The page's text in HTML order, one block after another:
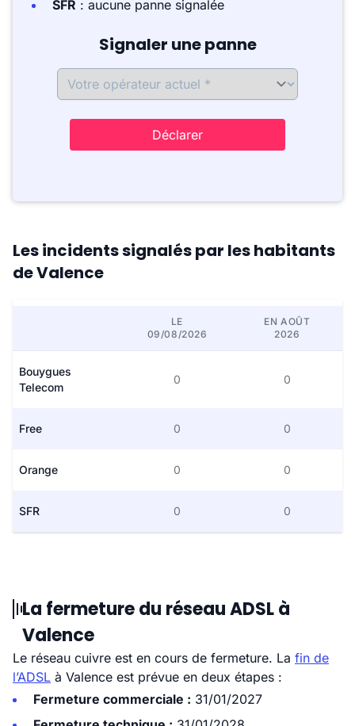
SFR : aucune panne signalée
Signaler une panne
Déclarer
Les incidents signalés par les habitants
de Valence
LE
09/08/2026
EN AOÛT
2026
Bouygues
Telecom
0 0
Free 0 0
Orange 0 0
SFR 0 0
La fermeture du réseau ADSL à
Valence
Le réseau cuivre est en cours de fermeture. La fin de
l’ADSL à Valence est prévue en deux étapes :
Fermeture commerciale : 31/01/2027